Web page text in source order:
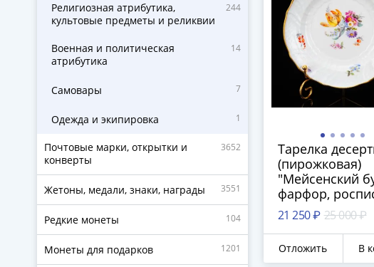
Религиозная атрибутика,
культовые предметы и реликвии
244
Военная и политическая
атрибутика
14
Самовары 7
Одежда и экипировка 1
Почтовые марки, открытки и
конверты
3652
Жетоны, медали, знаки, награды 3551
Редкие монеты 104
Монеты для подарков 1201
Тарелка
(пирожковая)
"Мейсенский
фарфор,
золочение,
(Мейсенский
фарфор),
1910-1940 гг.
21 250 ₽ 25 000 ₽
Отложить В